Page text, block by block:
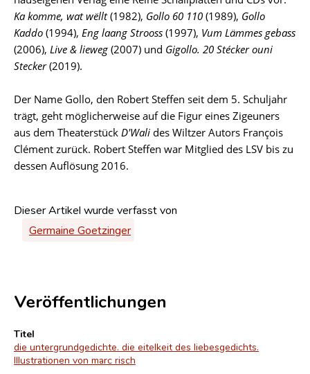
Ka komme, wat wëllt(1982), Gollo 60 110 (1989), Gollo
Kaddo (1994), Eng laang Strooss (1997), Vum Lämmes gebass
(2006), Live & lieweg (2007) und Gigollo. 20 Stécker ouni
Stecker(2019).
Der Name Gollo, den Robert Steffen seit dem 5. Schuljahr
trägt, geht möglicherweise auf die Figur eines Zigeuners
aus dem Theaterstück D'Wali des Wiltzer Autors François
Clément zurück. Robert Steffen war Mitglied des LSV bis zu
dessen Auflösung 2016.
Dieser Artikel wurde verfasst von
Germaine Goetzinger
Veröffentlichungen
Titel
die untergrundgedichte. die eitelkeit des liebesgedichts.
Illustrationen von marc risch